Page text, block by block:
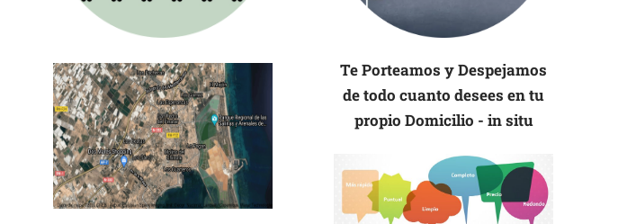
Te Porteamos y Despejamos
de todo cuanto desees en tu
propio Domicilio - in situ